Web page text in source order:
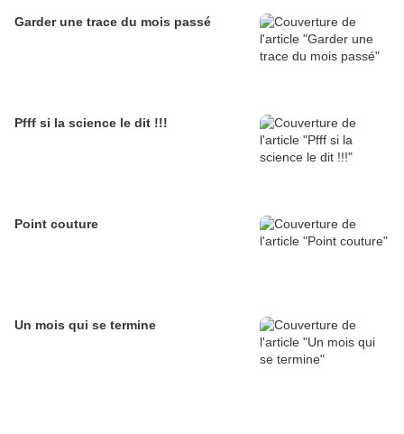
Garder une trace du mois passé
Pfff si la science le dit !!!
Point couture
Un mois qui se termine